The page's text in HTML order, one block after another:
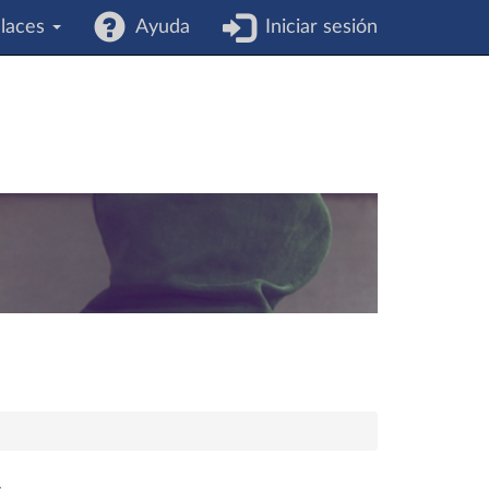
Ayuda Iniciar sesión